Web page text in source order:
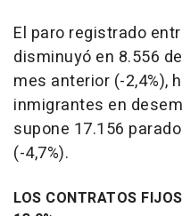
El paro registrado
disminuyó en 8.556
mes anterior (-2,4%),
inmigrantes en
supone 17.156
(-4,7%).
LOS CONTRATOS